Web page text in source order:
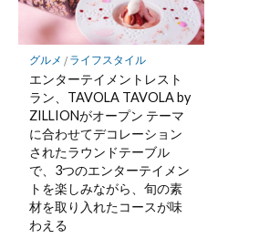
グルメ / ライフスタイル
エンターテイメントレスト
ラン、TAVOLA TAVOLA by
ZILLIONがオープン テーマ
に合わせてデコレーション
されたラウンドテーブル
で、3つのエンターテイメン
トを楽しみながら、旬の素
材を取り入れたコースが味
わえる